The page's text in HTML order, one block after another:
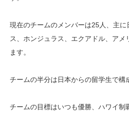
現在のチームのメンバーは25人、主に
ス、ホンジュラス、エクアドル、ア
ます。
チームの半分は日本からの留学生で構
チームの目標はいつも優勝、ハワイ制